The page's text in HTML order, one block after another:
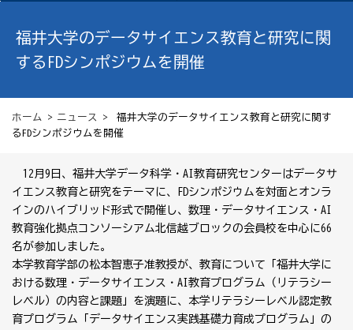
福井大学のデータサイエンス教育と研究に関
するFDシンポジウムを開催
ホーム > ニュース
> 福井大学のデータサイエンス教育と研究に関す
るFDシンポジウムを開催
12月9日、福井大学データ科学・AI教育研究センターはデータサ
イエンス教育と研究をテーマに、FDシンポジウムを対面とオンラ
インのハイブリッド形式で開催し、数理・データサイエンス・AI
教育強化拠点コンソーシアム北信越ブロックの会員校を中心に66
名が参加しました。
本学教育学部の松本智恵子准教授が、教育について「福井大学に
おける数理・データサイエンス・AI教育プログラム（リテラシー
レベル）の内容と課題」を演題に、本学リテラシーレベル認定教
育プログラム「データサイエンス実践基礎力育成プログラム」の